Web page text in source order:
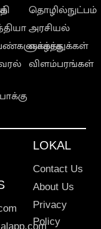
தொழில்நுட்பம்
அரசியல்
வாழ்த்துக்கள்
விளம்பரங்கள்
LOKAL
Contact Us
About Us
Privacy
Policy